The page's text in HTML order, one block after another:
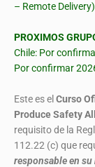
– Remote Delivery)
PROXIMOS
Chile: Por
Por confirmar
Este es el Curso
Produce Safety
requisito de la
112.22 (c) que
responsable en